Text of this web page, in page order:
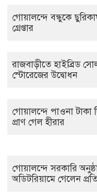
গোয়ালন্দে বন্ধুকে
গ্রেপ্তার
রাজবাড়ীতে হাইব্রিড
স্টোরেজের উদ্বোধন
গোয়ালন্দে পাওনা টাকা
প্রাণ গেল হীরার
গোয়ালন্দে সরকারি
অডিটরিয়ামে গেলেন